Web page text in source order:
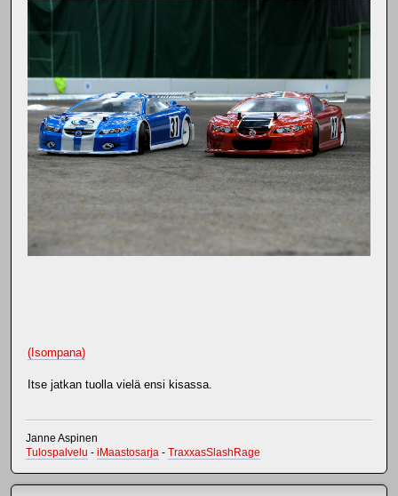
(Isompana)
Itse jatkan tuolla vielä ensi kisassa.
Janne Aspinen
Tulospalvelu - iMaastosarja - TraxxasSlashRage